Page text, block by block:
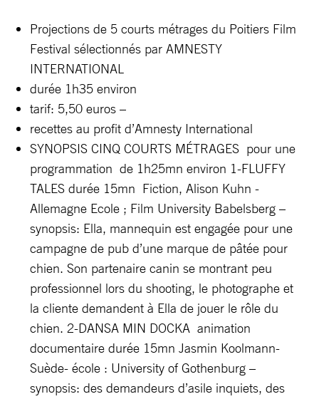
Projections de 5 courts métrages du Poitiers Film
Festival sélectionnés par AMNESTY
INTERNATIONAL
durée 1h35 environ
tarif: 5,50 euros –
recettes au profit d’Amnesty International
SYNOPSIS CINQ COURTS MÉTRAGES pour une
programmation de 1h25mn environ 1-FLUFFY
TALES durée 15mn Fiction, Alison Kuhn -
Allemagne Ecole ; Film University Babelsberg –
synopsis: Ella, mannequin est engagée pour une
campagne de pub d’une marque de pâtée pour
chien. Son partenaire canin se montrant peu
professionnel lors du shooting, le photographe et
la cliente demandent à Ella de jouer le rôle du
chien. 2-DANSA MIN DOCKA animation
documentaire durée 15mn Jasmin Koolmann-
Suède- école : University of Gothenburg –
synopsis: des demandeurs d’asile inquiets, des